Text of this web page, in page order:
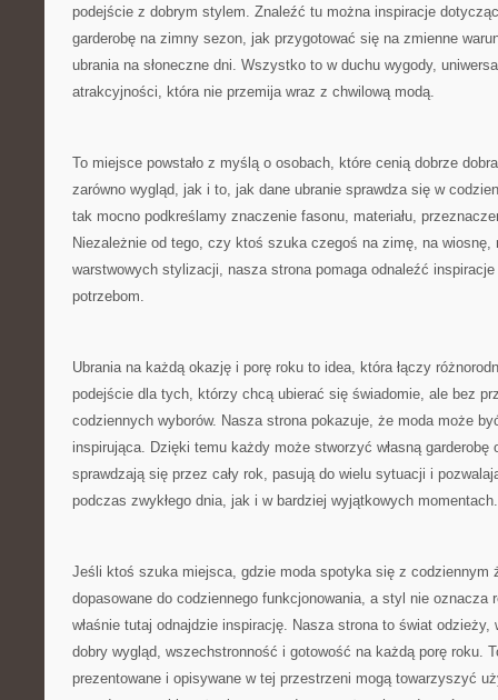
podejście z dobrym stylem. Znaleźć tu można inspiracje
garderobę na zimny sezon, jak przygotować się na zmienne
ubrania na słoneczne dni. Wszystko to w duchu wygody,
atrakcyjności, która nie przemija wraz z chwilową modą.
To miejsce powstało z myślą o osobach, które cenią dobrze
zarówno wygląd, jak i to, jak dane ubranie sprawdza się w
tak mocno podkreślamy znaczenie fasonu, materiału,
Niezależnie od tego, czy ktoś szuka czegoś na zimę, na
warstwowych stylizacji, nasza strona pomaga odnaleźć
potrzebom.
Ubrania na każdą okazję i porę roku to idea, która łączy
podejście dla tych, którzy chcą ubierać się świadomie, ale bez
codziennych wyborów. Nasza strona pokazuje, że moda może
inspirująca. Dzięki temu każdy może stworzyć własną garderobę
sprawdzają się przez cały rok, pasują do wielu sytuacji i
podczas zwykłego dnia, jak i w bardziej wyjątkowych momentach.
Jeśli ktoś szuka miejsca, gdzie moda spotyka się z codziennym
dopasowane do codziennego funkcjonowania, a styl nie oznacza
właśnie tutaj odnajdzie inspirację. Nasza strona to świat
dobry wygląd, wszechstronność i gotowość na każdą porę roku.
prezentowane i opisywane w tej przestrzeni mogą towarzyszyć